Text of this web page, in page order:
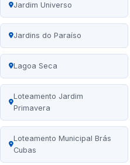
Jardim Universo
Jardins do Paraíso
Lagoa Seca
Loteamento Jardim
Primavera
Loteamento Municipal Brás
Cubas